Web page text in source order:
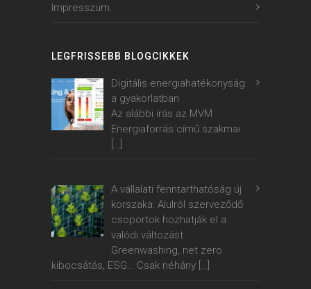
Impresszum
LEGFRISSEBB BLOGCIKKEK
Digitális energiahatékonyság
a gyakorlatban
Az alábbi írás az MVM
Energiaforrás című szakmai
A vállalati fenntarthatóság új
korszaka: Alulról szerveződő
csoportok hozhatják el a
valódi változást
Greenwashing, net zero
kibocsátás, ESG… Csak néhány […]